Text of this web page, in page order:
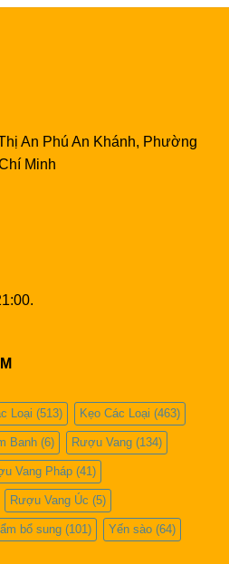
mạch.
thận.
oxy hóa, làm chậm quá trình
hào, tươi trẻ.
hiệu quả điều trị ung thư.
An Phú An Khánh, Phường
Minh
Loại (513) Kẹo Các Loại (463)
Banh (6) Rượu Vang (134)
Vang Pháp (41)
Rượu Vang Úc (5)
bổ sung (101) Yến sào (64)